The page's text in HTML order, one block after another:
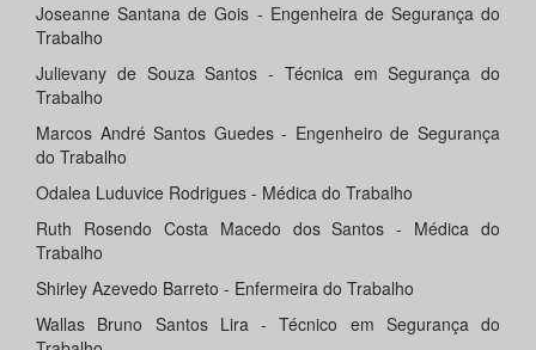
Joseanne Santana de Gois - Engenheira de Segurança do
Trabalho
Julievany de Souza Santos - Técnica em Segurança do
Trabalho
Marcos André Santos Guedes - Engenheiro de Segurança
do Trabalho
Odalea Luduvice Rodrigues - Médica do Trabalho
Ruth Rosendo Costa Macedo dos Santos - Médica do
Trabalho
Shirley Azevedo Barreto - Enfermeira do Trabalho
Wallas Bruno Santos Lira - Técnico em Segurança do